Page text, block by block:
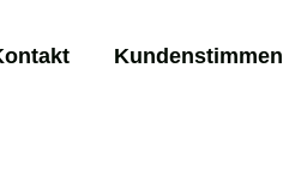
Kundenstimmen